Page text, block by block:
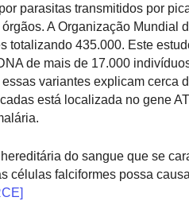
parasitas transmitidos por
A Organização Mundial
totalizando 435.000. Este
de mais de 17.000
variantes explicam cerca
está localizada no gene
do sangue que se
células falciformes possa